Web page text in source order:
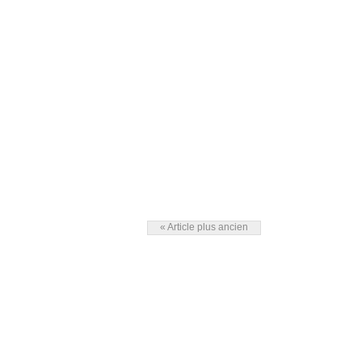
« Article plus ancien